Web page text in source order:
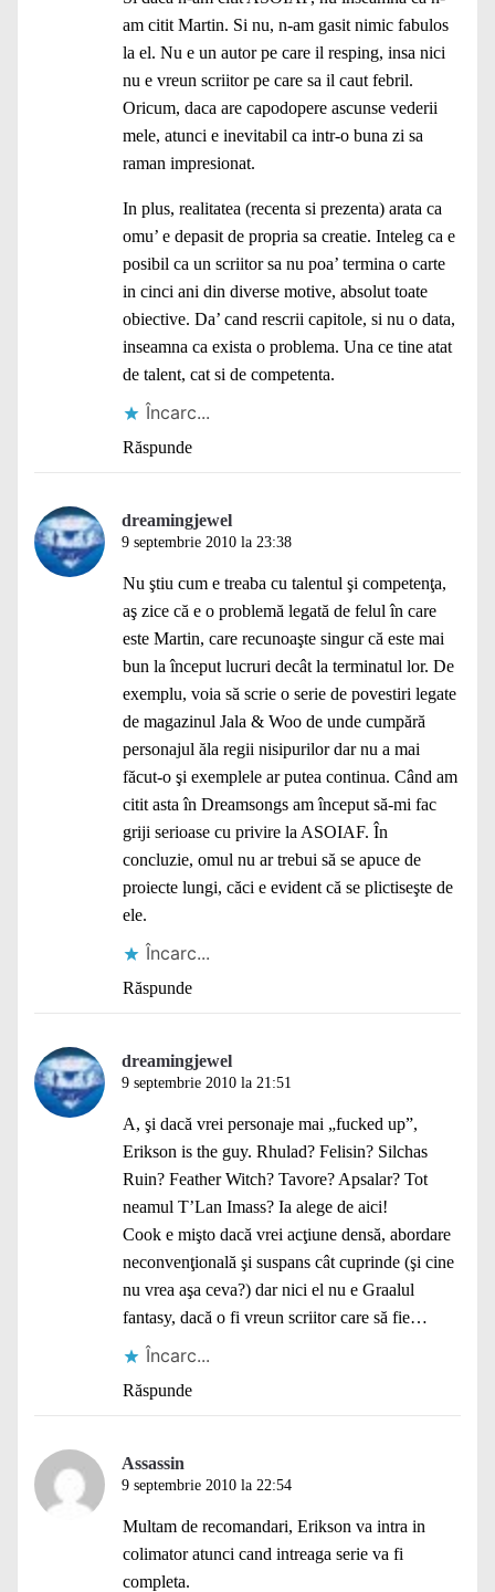
am citit Martin. Si nu, n-am gasit nimic fabulos
la el. Nu e un autor pe care il resping, insa nici
nu e vreun scriitor pe care sa il caut febril.
Oricum, daca are capodopere ascunse vederii
mele, atunci e inevitabil ca intr-o buna zi sa
raman impresionat.
In plus, realitatea (recenta si prezenta) arata ca
omu’ e depasit de propria sa creatie. Inteleg ca e
posibil ca un scriitor sa nu poa’ termina o carte
in cinci ani din diverse motive, absolut toate
obiective. Da’ cand rescrii capitole, si nu o data,
inseamna ca exista o problema. Una ce tine atat
de talent, cat si de competenta.
Încarc...
Răspunde
dreamingjewel
9 septembrie 2010 la 23:38
Nu ştiu cum e treaba cu talentul şi competenţa,
aş zice că e o problemă legată de felul în care
este Martin, care recunoaşte singur că este mai
bun la început lucruri decât la terminatul lor. De
exemplu, voia să scrie o serie de povestiri legate
de magazinul Jala & Woo de unde cumpără
personajul ăla regii nisipurilor dar nu a mai
făcut-o şi exemplele ar putea continua. Când am
citit asta în Dreamsongs am început să-mi fac
griji serioase cu privire la ASOIAF. În
concluzie, omul nu ar trebui să se apuce de
proiecte lungi, căci e evident că se plictiseşte de
ele.
Încarc...
Răspunde
dreamingjewel
9 septembrie 2010 la 21:51
A, şi dacă vrei personaje mai „fucked up”,
Erikson is the guy. Rhulad? Felisin? Silchas
Ruin? Feather Witch? Tavore? Apsalar? Tot
neamul T’Lan Imass? Ia alege de aici!
Cook e mişto dacă vrei acţiune densă, abordare
neconvenţională şi suspans cât cuprinde (şi cine
nu vrea aşa ceva?) dar nici el nu e Graalul
fantasy, dacă o fi vreun scriitor care să fie…
Încarc...
Răspunde
Assassin
9 septembrie 2010 la 22:54
Multam de recomandari, Erikson va intra in
colimator atunci cand intreaga serie va fi
completa.